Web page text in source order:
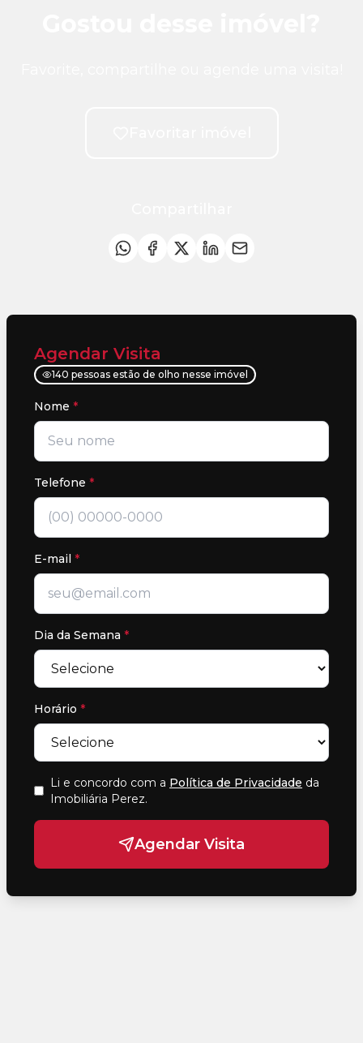
Agendar Visita
140 pessoas estão de olho nesse imóvel
Nome *
Telefone *
E-mail *
Dia da Semana *
Horário *
Li e concordo com a Política de Privacidade da
Imobiliária Perez.
Agendar Visita